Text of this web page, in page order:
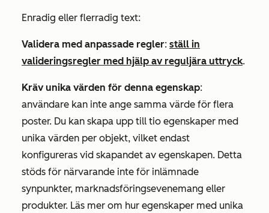
Enradig eller flerradig text:
Validera med anpassade regler: ställ in
valideringsregler med hjälp av reguljära uttryck.
Kräv unika värden för denna egenskap:
användare kan inte ange samma värde för flera
poster. Du kan skapa upp till tio egenskaper med
unika värden per objekt, vilket endast
konfigureras vid skapandet av egenskapen. Detta
stöds för närvarande inte för inlämnade
synpunkter, marknadsföringsevenemang eller
produkter. Läs mer om hur egenskaper med unika